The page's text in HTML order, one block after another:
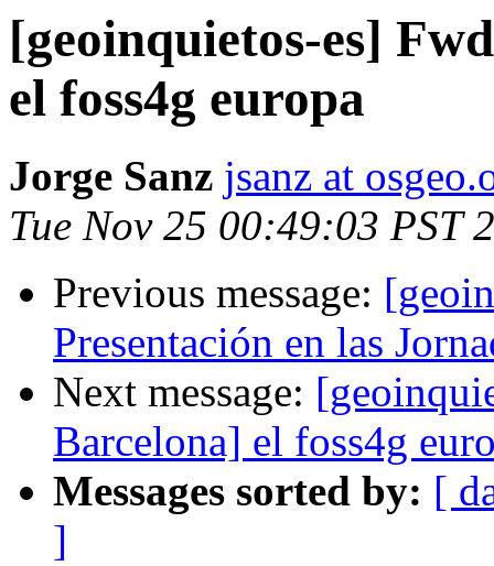
[geoinquietos-es]
el foss4g europa
Jorge Sanz jsanz at
Tue Nov 25 00:49:03 PST
Previous message:
Presentación en las
Next message:
Barcelona] el foss4g
Messages sorted by: [
]